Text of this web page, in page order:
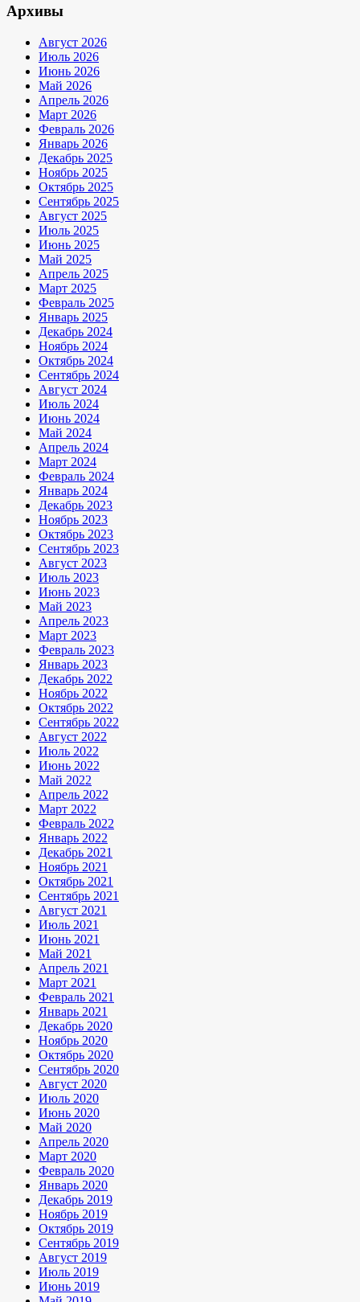
Архивы
Август 2026
Июль 2026
Июнь 2026
Май 2026
Апрель 2026
Март 2026
Февраль 2026
Январь 2026
Декабрь 2025
Ноябрь 2025
Октябрь 2025
Сентябрь 2025
Август 2025
Июль 2025
Июнь 2025
Май 2025
Апрель 2025
Март 2025
Февраль 2025
Январь 2025
Декабрь 2024
Ноябрь 2024
Октябрь 2024
Сентябрь 2024
Август 2024
Июль 2024
Июнь 2024
Май 2024
Апрель 2024
Март 2024
Февраль 2024
Январь 2024
Декабрь 2023
Ноябрь 2023
Октябрь 2023
Сентябрь 2023
Август 2023
Июль 2023
Июнь 2023
Май 2023
Апрель 2023
Март 2023
Февраль 2023
Январь 2023
Декабрь 2022
Ноябрь 2022
Октябрь 2022
Сентябрь 2022
Август 2022
Июль 2022
Июнь 2022
Май 2022
Апрель 2022
Март 2022
Февраль 2022
Январь 2022
Декабрь 2021
Ноябрь 2021
Октябрь 2021
Сентябрь 2021
Август 2021
Июль 2021
Июнь 2021
Май 2021
Апрель 2021
Март 2021
Февраль 2021
Январь 2021
Декабрь 2020
Ноябрь 2020
Октябрь 2020
Сентябрь 2020
Август 2020
Июль 2020
Июнь 2020
Май 2020
Апрель 2020
Март 2020
Февраль 2020
Январь 2020
Декабрь 2019
Ноябрь 2019
Октябрь 2019
Сентябрь 2019
Август 2019
Июль 2019
Июнь 2019